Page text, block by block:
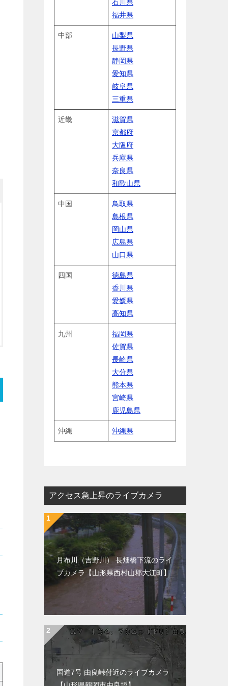
石川県
福井県
中部
山梨県
長野県
静岡県
愛知県
岐阜県
三重県
近畿
滋賀県
京都府
大阪府
兵庫県
奈良県
和歌山県
中国
鳥取県
島根県
岡山県
広島県
山口県
四国
徳島県
香川県
愛媛県
高知県
九州
福岡県
佐賀県
長崎県
大分県
熊本県
宮崎県
鹿児島県
沖縄 沖縄県
アクセス急上昇のライブカメラ
月布川（吉野川） 長畑橋下流のライ
ブカメラ【山形県西村山郡大江町】
国道7号 由良峠付近のライブカメラ